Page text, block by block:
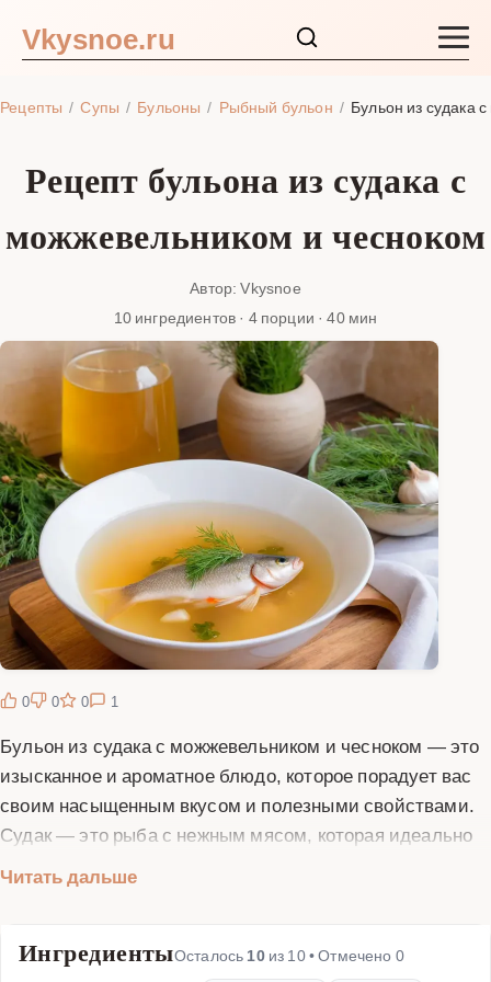
Vkysnoe.ru
Рецепты Супы Бульоны Рыбный бульон Бульон из судака
Рецепт бульона из судака с
можжевельником и чесноком
Автор: Vkysnoe
10 ингредиентов · 4 порции · 40 мин
0 0 0 1
Бульон из судака с можжевельником и чесноком — это
изысканное и ароматное блюдо, которое порадует вас
своим насыщенным вкусом и полезными свойствами.
Судак — это рыба с нежным мясом, которая идеально
добавляет блюду хвойные нотки, а чеснок придает
понадобится свежий судак, можжевеловые ягоды,
Читать дальше
ИнгредиентыОсталось 10из 10• Отмечено 0